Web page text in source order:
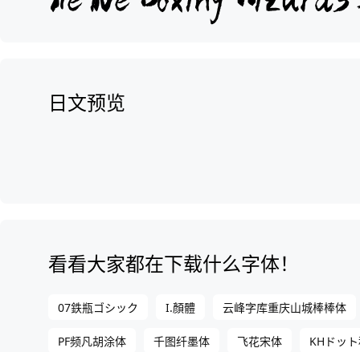
日文预览
看看大家都在下载什么字体！
07鉄瓶ゴシック I.顏體 云峰字库重庆山城棒棒体
PF频凡胡涂体 千图纤墨体 飞花宋体 KHドッ